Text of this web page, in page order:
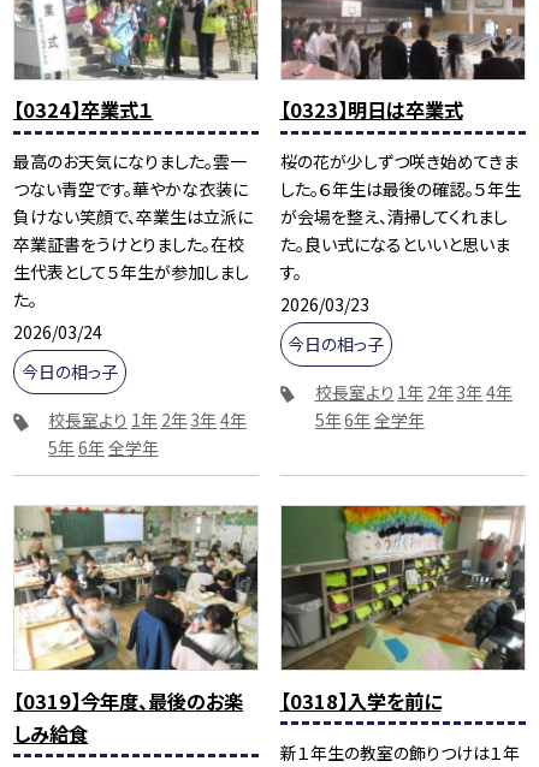
【0324】卒業式１
最高のお天気になりました。雲一
つない青空です。華やかな衣装に
負けない笑顔で、卒業生は立派に
卒業証書をうけとりました。在校
生代表として５年生が参加しまし
た。
2026/03/24
今日の相っ子
校長室より 1年 2年3年4年
5年6年全学年
【0323】明日は卒業式
桜の花が少しずつ咲き始めてきま
した。６年生は最後の確認。５年生
が会場を整え、清掃してくれまし
た。良い式になるといいと思いま
す。
2026/03/23
今日の相っ子
校長室より 1年 2年3年4年
5年6年全学年
【0319】今年度、最後のお楽
しみ給食
【0318】入学を前に
新１年生の教室の飾りつけは１年